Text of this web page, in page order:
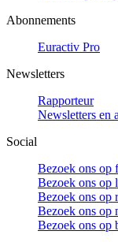
Abonnements
Euractiv Pro
Newsletters
Rapporteur
Newsletters en
Social
Bezoek ons op
Bezoek ons op
Bezoek ons op
Bezoek ons op
Bezoek ons op